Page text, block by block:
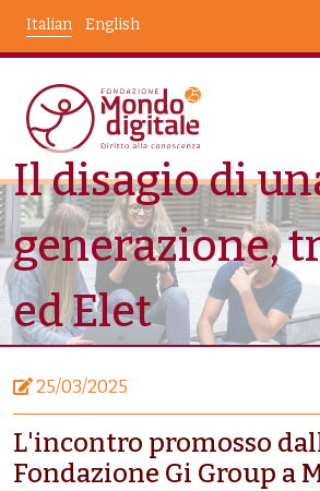
English
Italian
Notizie
Il Disagio Di Una Generazione, Tra
Il disagio di
generazione,
ed Elet
25/03/2025
L'incontro promosso
Fondazione Gi Group a